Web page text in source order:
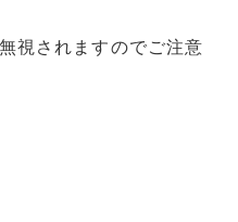
視されますのでご注意